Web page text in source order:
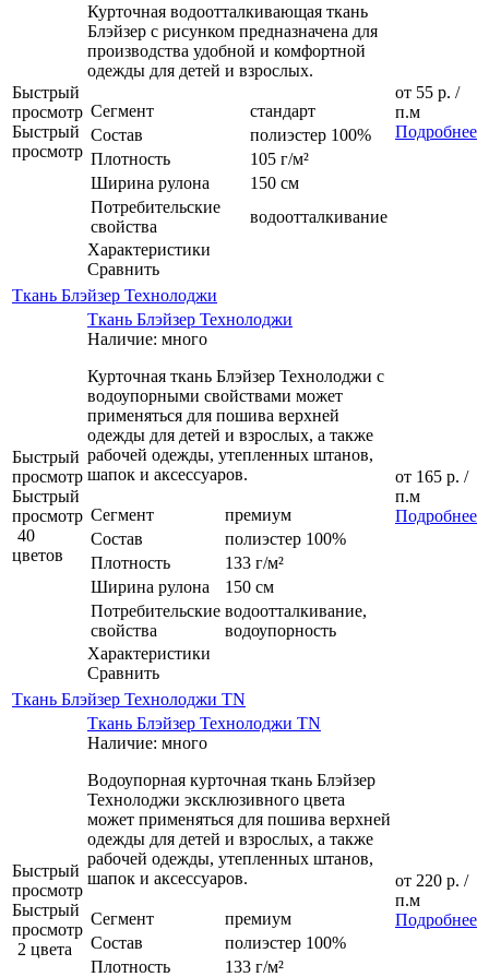
Быстрый
просмотр
Быстрый
просмотр
Курточная водоотталкивающая ткань
Блэйзер с рисунком предназначена для
производства удобной и комфортной
одежды для детей и взрослых.
Сегмент
стандарт
Состав
полиэстер 100%
Плотность
105 г/м²
Ширина рулона
150 см
Потребительские
свойства
водоотталкивание
Характеристики
Сравнить
от 55 р. /
п.м
Подробнее
Ткань Блэйзер Технолоджи
Быстрый
просмотр
Быстрый
просмотр
40
цветов
Ткань Блэйзер Технолоджи
Наличие: много
Курточная ткань Блэйзер Технолоджи с
водоупорными свойствами может
применяться для пошива верхней
одежды для детей и взрослых, а также
рабочей одежды, утепленных штанов,
шапок и аксессуаров.
Сегмент
премиум
Состав
полиэстер 100%
Плотность
133 г/м²
Ширина рулона
150 см
Потребительские
свойства
водоотталкивание,
водоупорность
Характеристики
Сравнить
от 165 р. /
п.м
Подробнее
Ткань Блэйзер Технолоджи TN
Быстрый
просмотр
Быстрый
просмотр
2 цвета
Ткань Блэйзер Технолоджи TN
Наличие: много
Водоупорная курточная ткань Блэйзер
Технолоджи эксклюзивного цвета
может применяться для пошива верхней
одежды для детей и взрослых, а также
рабочей одежды, утепленных штанов,
шапок и аксессуаров.
Сегмент
премиум
Состав
полиэстер 100%
Плотность
133 г/м²
от 220 р. /
п.м
Подробнее